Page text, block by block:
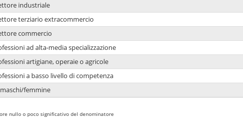
industriale
terziario extracommercio
commercio
ad alta-media specializzazione
artigiane, operaie o agricole
a basso livello di competenza
femmine
nullo o poco significativo del denominatore